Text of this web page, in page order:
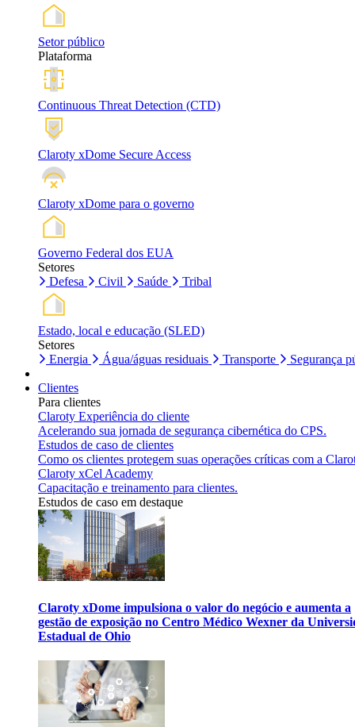
Setor público
Plataforma
Continuous Threat Detection (CTD)
Claroty xDome Secure Access
Claroty xDome para o governo
Governo Federal dos EUA
Setores
Defesa
Civil Saúde Tribal
Estado, local e educação (SLED)
Setores
Energia
Água/águas residuais Transporte Segurança
Clientes
Para clientes
Claroty Experiência do cliente
Acelerando sua jornada de segurança cibernética do CPS.
Estudos de caso de clientes
Como os clientes protegem suas operações críticas com a
Claroty xCel Academy
Capacitação e treinamento para clientes.
Estudos de caso em destaque
Claroty xDome impulsiona o valor do negócio e aumenta a
gestão de exposição no Centro Médico Wexner da
Estadual de Ohio